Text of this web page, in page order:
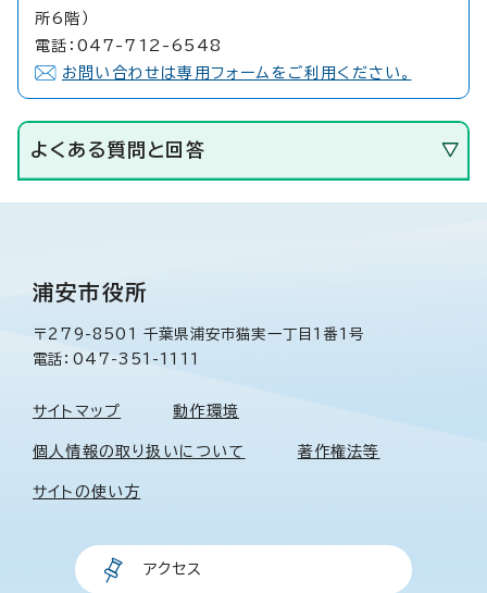
所6階）
電話：047-712-6548
お問い合わせは専用フォームをご利用ください。
よくある質問と回答
浦安市役所
〒279-8501 千葉県浦安市猫実一丁目1番1号
電話：047-351-1111
サイトマップ 動作環境
個人情報の取り扱いについて 著作権法等
サイトの使い方
アクセス